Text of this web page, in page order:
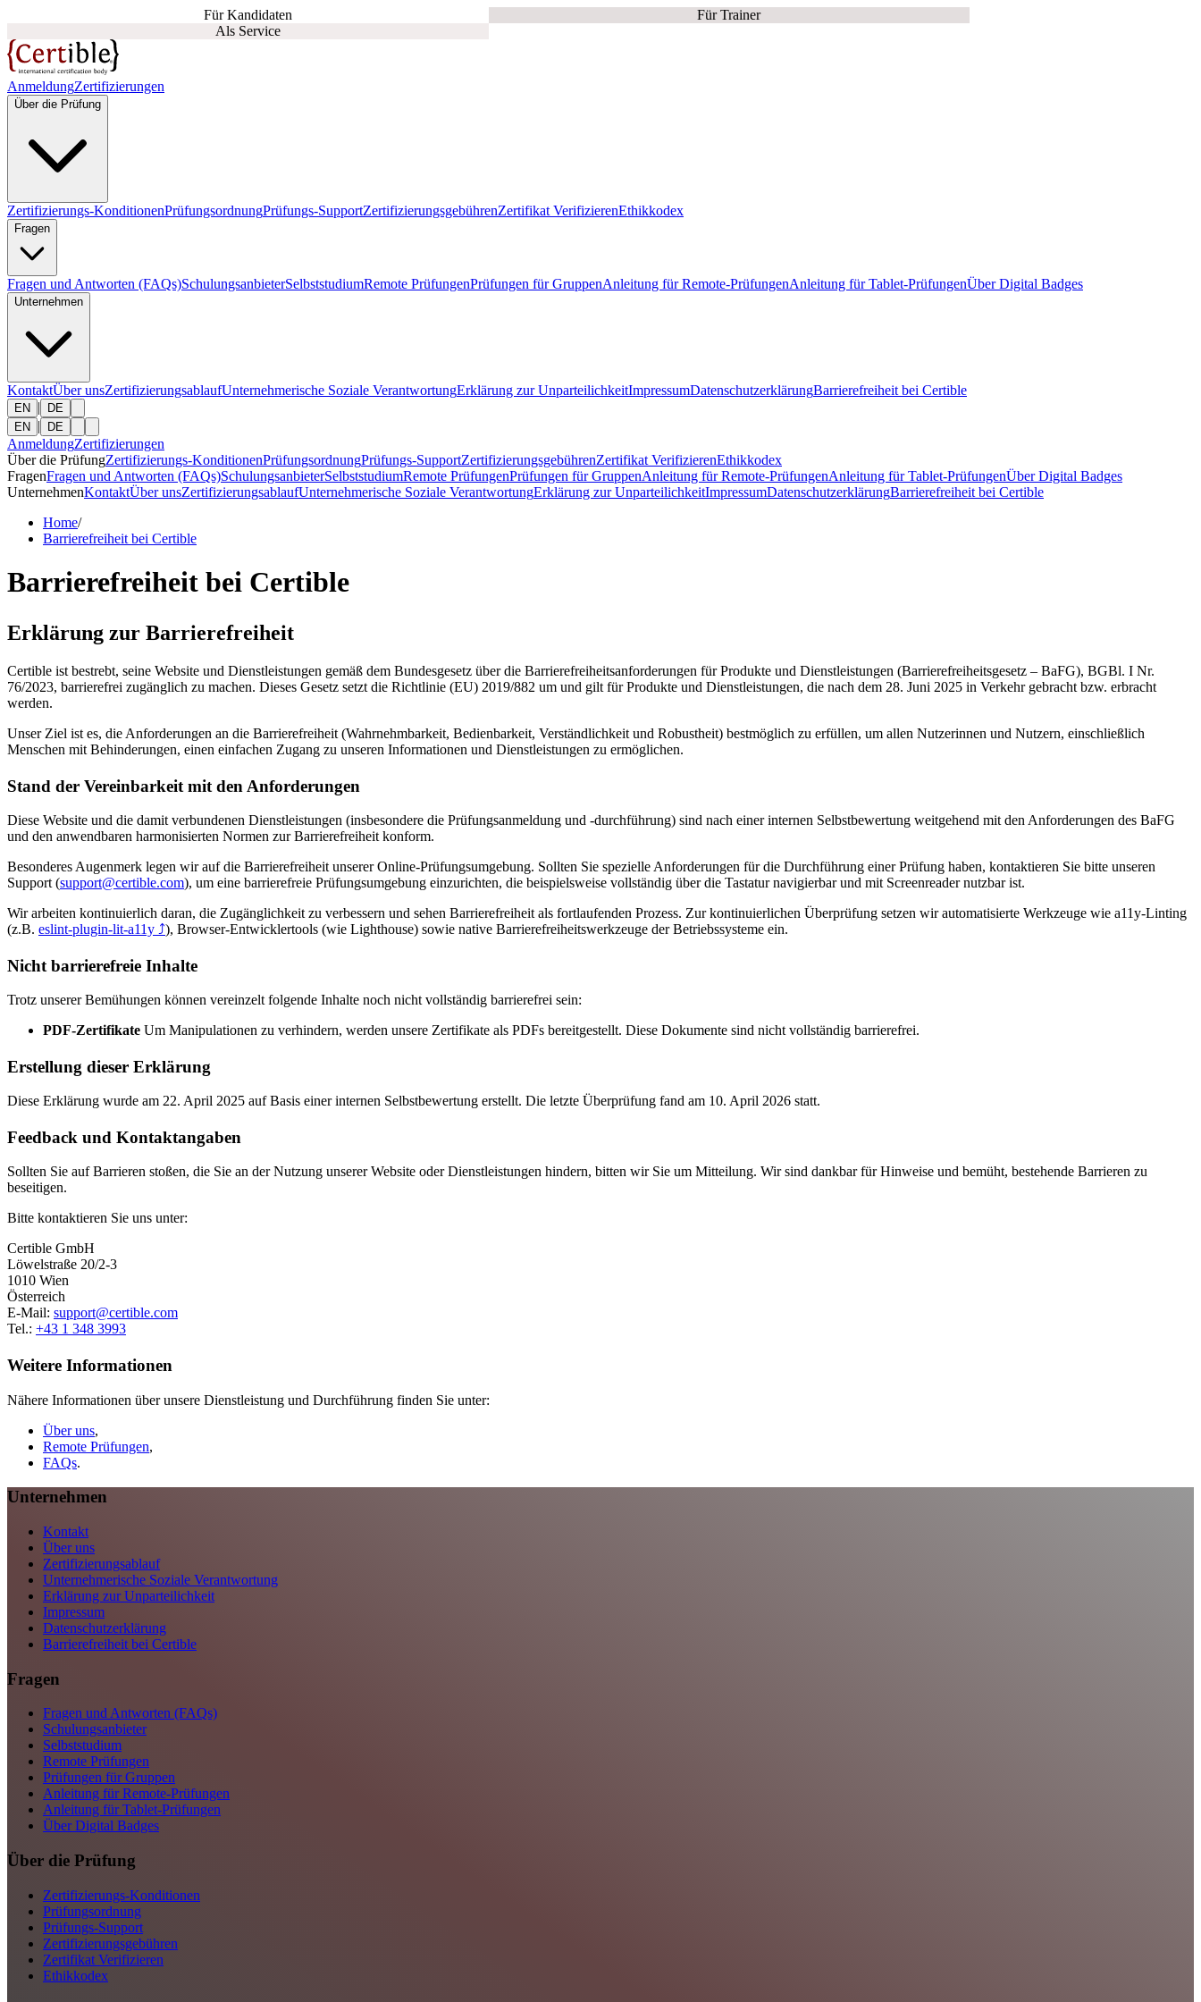
Für Kandidaten
Für Trainer
Als Service
AnmeldungZertifizierungen
Über die Prüfung
Zertifizierungs-KonditionenPrüfungsordnungPrüfungs-SupportZertifizierungsgebührenZertifikat VerifizierenEthikkodex
Fragen
Fragen und Antworten (FAQs)SchulungsanbieterSelbststudiumRemote PrüfungenPrüfungen für GruppenAnleitung für Remote-PrüfungenAnleitung für Tablet-PrüfungenÜber Digital Badges
Unternehmen
KontaktÜber unsZertifizierungsablaufUnternehmerische Soziale VerantwortungErklärung zur UnparteilichkeitImpressumDatenschutzerklärungBarrierefreiheit bei Certible
EN |
DE
EN
| DE
AnmeldungZertifizierungen
Über die PrüfungZertifizierungs-KonditionenPrüfungsordnungPrüfungs-SupportZertifizierungsgebührenZertifikat VerifizierenEthikkodex
FragenFragen und Antworten (FAQs)SchulungsanbieterSelbststudiumRemote PrüfungenPrüfungen für GruppenAnleitung für Remote-PrüfungenAnleitung für Tablet-PrüfungenÜber Digital Badges
UnternehmenKontaktÜber unsZertifizierungsablaufUnternehmerische Soziale VerantwortungErklärung zur UnparteilichkeitImpressumDatenschutzerklärungBarrierefreiheit bei Certible
Home/
Barrierefreiheit bei Certible
Barrierefreiheit bei Certible
Erklärung zur Barrierefreiheit
Certible ist bestrebt, seine Website und Dienstleistungen gemäß dem Bundesgesetz über die Barrierefreiheitsanforderungen für Produkte und Dienstleistungen (Barrierefreiheitsgesetz – BaFG), BGBl. I Nr.
76/2023, barrierefrei zugänglich zu machen. Dieses Gesetz setzt die Richtlinie (EU) 2019/882 um und gilt für Produkte und Dienstleistungen, die nach dem 28. Juni 2025 in Verkehr gebracht bzw. erbracht
werden.
Unser Ziel ist es, die Anforderungen an die Barrierefreiheit (Wahrnehmbarkeit, Bedienbarkeit, Verständlichkeit und Robustheit) bestmöglich zu erfüllen, um allen Nutzerinnen und Nutzern, einschließlich
Menschen mit Behinderungen, einen einfachen Zugang zu unseren Informationen und Dienstleistungen zu ermöglichen.
Stand der Vereinbarkeit mit den Anforderungen
Diese Website und die damit verbundenen Dienstleistungen (insbesondere die Prüfungsanmeldung und -durchführung) sind nach einer internen Selbstbewertung weitgehend mit den Anforderungen des BaFG
und den anwendbaren harmonisierten Normen zur Barrierefreiheit konform.
Besonderes Augenmerk legen wir auf die Barrierefreiheit unserer Online-Prüfungsumgebung. Sollten Sie spezielle Anforderungen für die Durchführung einer Prüfung haben, kontaktieren Sie bitte unseren
Support (support@certible.com), um eine barrierefreie Prüfungsumgebung einzurichten, die beispielsweise vollständig über die Tastatur navigierbar und mit Screenreader nutzbar ist.
Wir arbeiten kontinuierlich daran, die Zugänglichkeit zu verbessern und sehen Barrierefreiheit als fortlaufenden Prozess. Zur kontinuierlichen Überprüfung setzen wir automatisierte Werkzeuge wie a11y-Linting
(z.B. eslint-plugin-lit-a11y ⤴), Browser-Entwicklertools (wie Lighthouse) sowie native Barrierefreiheitswerkzeuge der Betriebssysteme ein.
Nicht barrierefreie Inhalte
Trotz unserer Bemühungen können vereinzelt folgende Inhalte noch nicht vollständig barrierefrei sein:
PDF-Zertifikate Um Manipulationen zu verhindern, werden unsere Zertifikate als PDFs bereitgestellt. Diese Dokumente sind nicht vollständig barrierefrei.
Erstellung dieser Erklärung
Diese Erklärung wurde am 22. April 2025 auf Basis einer internen Selbstbewertung erstellt. Die letzte Überprüfung fand am 10. April 2026 statt.
Feedback und Kontaktangaben
Sollten Sie auf Barrieren stoßen, die Sie an der Nutzung unserer Website oder Dienstleistungen hindern, bitten wir Sie um Mitteilung. Wir sind dankbar für Hinweise und bemüht, bestehende Barrieren zu
beseitigen.
Bitte kontaktieren Sie uns unter:
Certible GmbH
Löwelstraße 20/2-3
1010 Wien
Österreich
E-Mail: support@certible.com
Tel.: +43 1 348 3993
Weitere Informationen
Nähere Informationen über unsere Dienstleistung und Durchführung finden Sie unter:
Über uns,
Remote Prüfungen,
FAQs.
Unternehmen
Kontakt
Über uns
Zertifizierungsablauf
Unternehmerische Soziale Verantwortung
Erklärung zur Unparteilichkeit
Impressum
Datenschutzerklärung
Barrierefreiheit bei Certible
Fragen
Fragen und Antworten (FAQs)
Schulungsanbieter
Selbststudium
Remote Prüfungen
Prüfungen für Gruppen
Anleitung für Remote-Prüfungen
Anleitung für Tablet-Prüfungen
Über Digital Badges
Über die Prüfung
Zertifizierungs-Konditionen
Prüfungsordnung
Prüfungs-Support
Zertifizierungsgebühren
Zertifikat Verifizieren
Ethikkodex